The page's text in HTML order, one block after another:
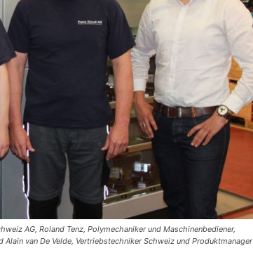
AG, Roland Tenz, Polymechaniker und Maschinenbediener,
van De Velde, Vertriebstechniker Schweiz und Produktmanager